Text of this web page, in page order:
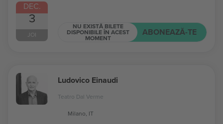
DEC.
3
JOI
NU EXISTĂ BILETE
DISPONIBILE ÎN ACEST
MOMENT
ABONEAZĂ-TE
Ludovico Einaudi
Teatro Dal Verme
Milano, IT